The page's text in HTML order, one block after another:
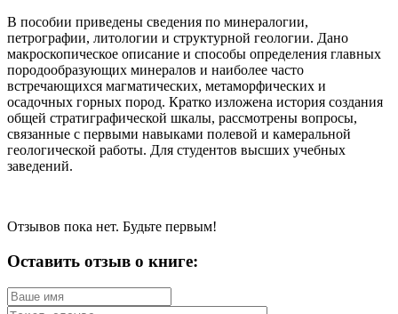
В пособии приведены сведения по минералогии,
петрографии, литологии и структурной геологии. Дано
макроскопическое описание и способы определения главных
породообразующих минералов и наиболее часто
встречающихся магматических, метаморфических и
осадочных горных пород. Кратко изложена история создания
общей стратиграфической шкалы, рассмотрены вопросы,
связанные с первыми навыками полевой и камеральной
геологической работы. Для студентов высших учебных
заведений.
Отзывов пока нет. Будьте первым!
Оставить отзыв о книге: